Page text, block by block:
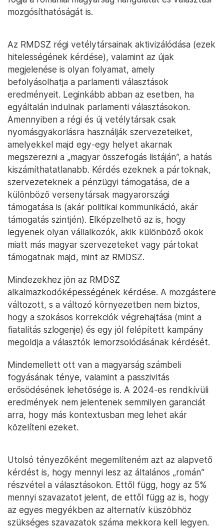
mozgósíthatóságát is.
Az RMDSZ régi vetélytársainak aktivizálódása (ezek
hitelességének kérdése), valamint az újak
megjelenése is olyan folyamat, amely
befolyásolhatja a parlamenti választások
eredményeit. Leginkább abban az esetben, ha
egyáltalán indulnak parlamenti választásokon.
Amennyiben a régi és új vetélytársak csak
nyomásgyakorlásra használják szervezeteiket,
amelyekkel majd egy-egy helyet akarnak
megszerezni a „magyar összefogás listáján”, a hatás
kiszámíthatatlanabb. Kérdés ezeknek a pártoknak,
szervezeteknek a pénzügyi támogatása, de a
különböző versenytársak magyarországi
támogatása is (akár politikai kommunikáció, akár
támogatás szintjén). Elképzelhető az is, hogy
legyenek olyan vállalkozók, akik különböző okok
miatt más magyar szervezeteket vagy pártokat
támogatnak majd, mint az RMDSZ.
Mindezekhez jön az RMDSZ
alkalmazkodóképességének kérdése. A mozgástere
változott, s a változó környezetben nem biztos,
hogy a szokásos korrekciók végrehajtása (mint a
fiatalítás szlogenje) és egy jól felépített kampány
megoldja a választók lemorzsolódásának kérdését.
Mindemellett ott van a magyarság számbeli
fogyásának ténye, valamint a passzivitás
erősödésének lehetősége is. A 2024-es rendkívüli
eredmények nem jelentenek semmilyen garanciát
arra, hogy más kontextusban meg lehet akár
közelíteni ezeket.
Utolsó tényezőként megemlíteném azt az alapvető
kérdést is, hogy mennyi lesz az általános „román”
részvétel a választásokon. Ettől függ, hogy az 5%
mennyi szavazatot jelent, de ettől függ az is, hogy
az egyes megyékben az alternatív küszöbhöz
szükséges szavazatok száma mekkora kell legyen.